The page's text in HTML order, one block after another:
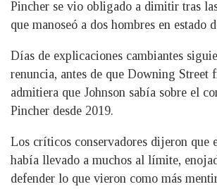
Pincher se vio obligado a dimitir tras
que manoseó a dos hombres en estado
Días de explicaciones cambiantes
renuncia, antes de que Downing Street
admitiera que Johnson sabía sobre el
Pincher desde 2019.
Los críticos conservadores dijeron que
había llevado a muchos al límite,
defender lo que vieron como más